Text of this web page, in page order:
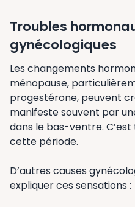
Troubles
gynécologiques
Les changements
ménopause,
progestérone, peuvent
manifeste souvent par
dans le bas-ventre.
cette période.
D’autres causes
expliquer ces sensations :